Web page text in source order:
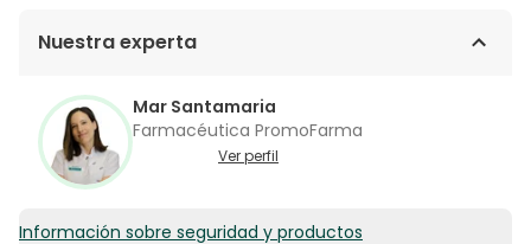
Nuestra experta
Mar Santamaria
Farmacéutica PromoFarma
Ver perfil
Información sobre seguridad y productos